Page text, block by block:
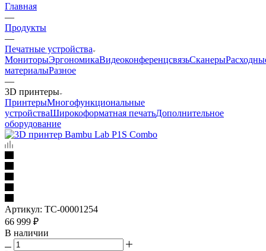
Главная
—
Продукты
—
Печатные устройства
МониторыЭргономикаВидеоконференцсвязьСканеры
материалыРазное
—
3D принтеры
ПринтерыМногофункциональные
устройстваШирокоформатная печатьДополнительное
оборудование
Артикул: TC-00001254
66 999 ₽
В наличии